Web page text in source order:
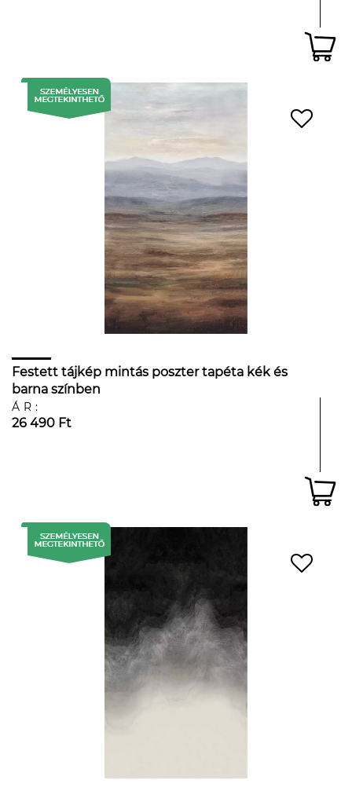
Festett tájkép mintás poszter tapéta kék és
barna színben
ÁR:
26 490 Ft